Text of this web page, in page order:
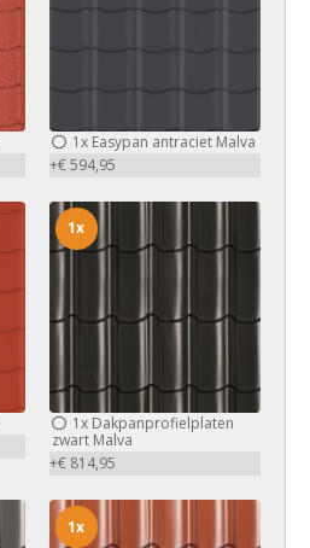
1xEasypan antraciet Malva
+€ 594,95
1xDakpanprofielplaten
zwart Malva
+€ 814,95
1x
1x